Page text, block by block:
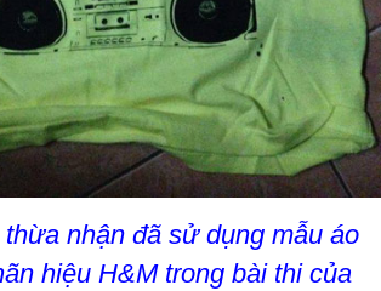
thừa nhận đã sử dụng mẫu áo
hiệu H&M trong bài thi của